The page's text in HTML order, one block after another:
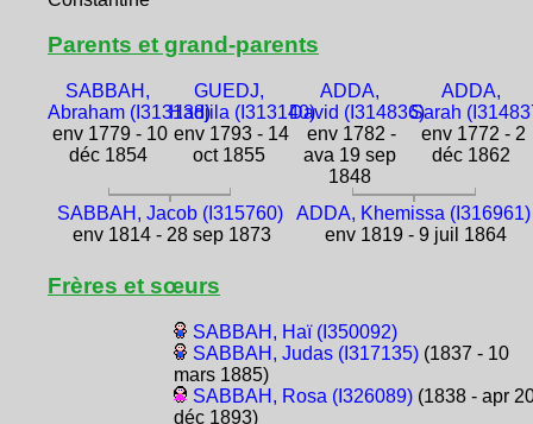
Parents et grand-parents
SABBAH,
Abraham (I313138)
env 1779 - 10
déc 1854
GUEDJ,
Hadjila (I313140)
env 1793 - 14
oct 1855
ADDA,
David (I314836)
env 1782 -
ava 19 sep
1848
ADDA,
Sarah
env 1772 - 2
déc 1862
SABBAH, Jacob (I315760)
env 1814 - 28 sep 1873
ADDA, Khemissa (I316961)
env 1819 - 9 juil 1864
Frères et sœurs
SABBAH, Haï (I350092)
SABBAH, Judas (I317135)(1837 - 10
mars 1885)
SABBAH, Rosa (I326089)(1838 - apr
déc 1893)